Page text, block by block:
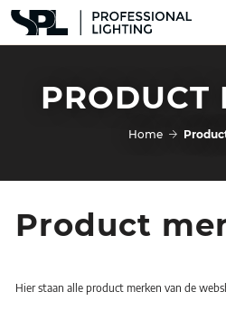
PRODUCT
Home
Product
Hier staan alle product merken van de